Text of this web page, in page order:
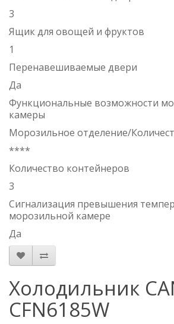
3
Ящик для овощей и фруктов
1
Перенавешиваемые двери
Да
Функциональные возможности
камеры
Морозильное отделение/
****
Количество контейнеров
3
Сигнализация превышения
морозильной камере
Да
Холодильник
CFN6185W